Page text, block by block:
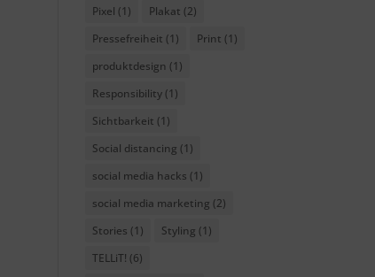
Pixel (1) Plakat (2)
Pressefreiheit (1) Print (1)
produktdesign (1)
Responsibility(1)
Sichtbarkeit (1)
Social distancing (1)
social media hacks (1)
social media marketing (2)
Stories (1) Styling (1)
TELLiT! (6)